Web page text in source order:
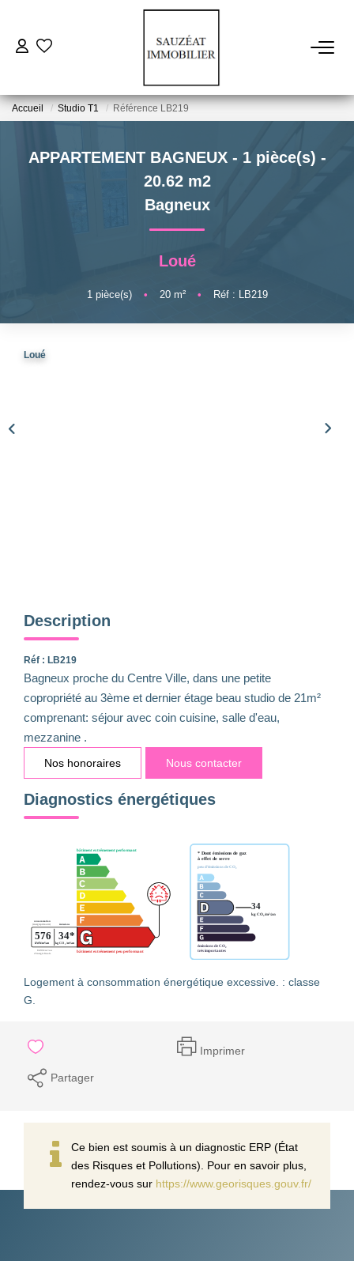
ESTIMER
FAIRE GÉRER
Accueil Studio T1 Référence LB219
APPARTEMENT BAGNEUX - 1 pièce(s) -
20.62 m2
Bagneux
Loué
1 pièce(s) • 20m² • Réf : LB219
Loué
Description
Réf : LB219
Bagneux proche du Centre Ville, dans une petite
copropriété au 3ème et dernier étage beau studio de 21m²
comprenant: séjour avec coin cuisine, salle d'eau,
mezzanine .
Nos honoraires Nous contacter
Diagnostics énergétiques
Logement à consommation énergétique excessive. : classe
G.
Imprimer
Partager
Ce bien est soumis à un diagnostic ERP (État
des Risques et Pollutions). Pour en savoir plus,
rendez-vous sur https://www.georisques.gouv.fr/